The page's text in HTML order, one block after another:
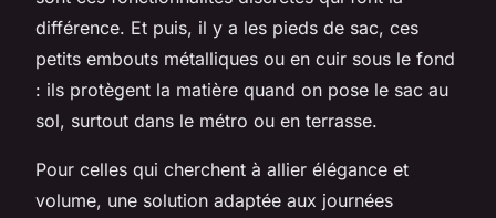
différence. Et puis, il y a les pieds de sac, ces
petits embouts métalliques ou en cuir sous le fond
: ils protègent la matière quand on pose le sac au
sol, surtout dans le métro ou en terrasse.
Pour celles qui cherchent à allier élégance et
volume, une solution adaptée aux journées